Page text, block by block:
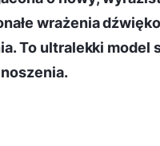
wrażenia
To ultralekki model